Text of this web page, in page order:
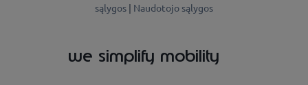
sąlygos | Naudotojo sąlygos
we simplify mobility